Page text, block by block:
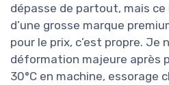
dépasse de partout, mais ce
d’une grosse marque
pour le prix, c’est propre. Je
déformation majeure après
30°C en machine, essorage